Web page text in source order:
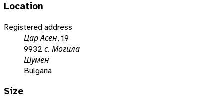
Location
Registered address
Цар Асен, 19
9932 с. Могила
Шумен
Bulgaria
Size